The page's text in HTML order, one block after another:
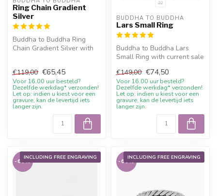
Ring Chain Gradient
Silver
Buddha to Buddha Ring
Chain Gradient Silver with
€119,00 €65,45
Voor 16.00 uur besteld?
Dezelfde werkdag* verzonden!
Let op: indien u kiest voor een
gravure, kan de levertijd iets
langer zijn.
22
BUDDHA TO BUDDHA
Lars Small Ring
Buddha to Buddha Lars
Small Ring with current sale
discount a...
€149,00 €74,50
Voor 16.00 uur besteld?
Dezelfde werkdag* verzonden!
Let op: indien u kiest voor een
gravure, kan de levertijd iets
langer zijn.
INCLUDING FREE ENGRAVING
-60%
INCLUDING FREE ENGRAVING
-60%